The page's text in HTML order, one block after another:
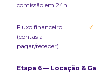
comissão em 24h
Fluxo financeiro
(contas a
pagar/receber)
✓
Etapa 6 — Locação &